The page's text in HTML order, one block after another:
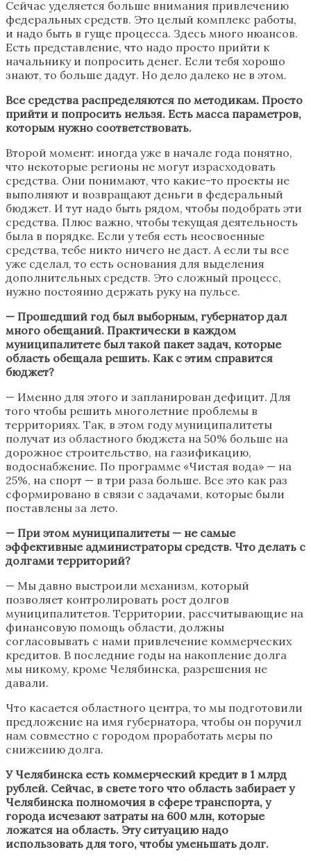
Сейчас уделяется больше внимания привлечению
федеральных средств. Это целый комплекс работы,
и надо быть в гуще процесса. Здесь много нюансов.
Есть представление, что надо просто прийти к
начальнику и попросить денег. Если тебя хорошо
знают, то больше дадут. Но дело далеко не в этом.
Все средства распределяются по методикам. Просто
прийти и попросить нельзя. Есть масса параметров,
которым нужно соответствовать.
Второй момент: иногда уже в начале года понятно,
что некоторые регионы не могут израсходовать
средства. Они понимают, что какие-то проекты не
выполняют и возвращают деньги в федеральный
бюджет. И тут надо быть рядом, чтобы подобрать эти
средства. Плюс важно, чтобы текущая деятельность
была в порядке. Если у тебя есть неосвоенные
средства, тебе никто ничего не даст. А если ты все
уже сделал, то есть основания для выделения
дополнительных средств. Это сложный процесс,
нужно постоянно держать руку на пульсе.
— Прошедший год был выборным, губернатор дал
много обещаний. Практически в каждом
муниципалитете был такой пакет задач, которые
область обещала решить. Как с этим справится
бюджет?
— Именно для этого и запланирован дефицит. Для
того чтобы решить многолетние проблемы в
территориях. Так, в этом году муниципалитеты
получат из областного бюджета на 50% больше на
дорожное строительство, на газификацию,
водоснабжение. По программе «Чистая вода» — на
25%, на спорт — в три раза больше. Все это как раз
сформировано в связи с задачами, которые были
поставлены за лето.
— При этом муниципалитеты — не самые
эффективные администраторы средств. Что делать с
долгами территорий?
— Мы давно выстроили механизм, который
позволяет контролировать рост долгов
муниципалитетов. Территории, рассчитывающие на
финансовую помощь области, должны
согласовывать с нами привлечение коммерческих
кредитов. В последние годы на накопление долга
мы никому, кроме Челябинска, разрешения не
давали.
Что касается областного центра, то мы подготовили
предложение на имя губернатора, чтобы он поручил
нам совместно с городом проработать меры по
снижению долга.
У Челябинска есть коммерческий кредит в 1 млрд
рублей. Сейчас, в свете того что область забирает у
Челябинска полномочия в сфере транспорта, у
города исчезают затраты на 600 млн, которые
ложатся на область. Эту ситуацию надо
использовать для того, чтобы уменьшать долг.